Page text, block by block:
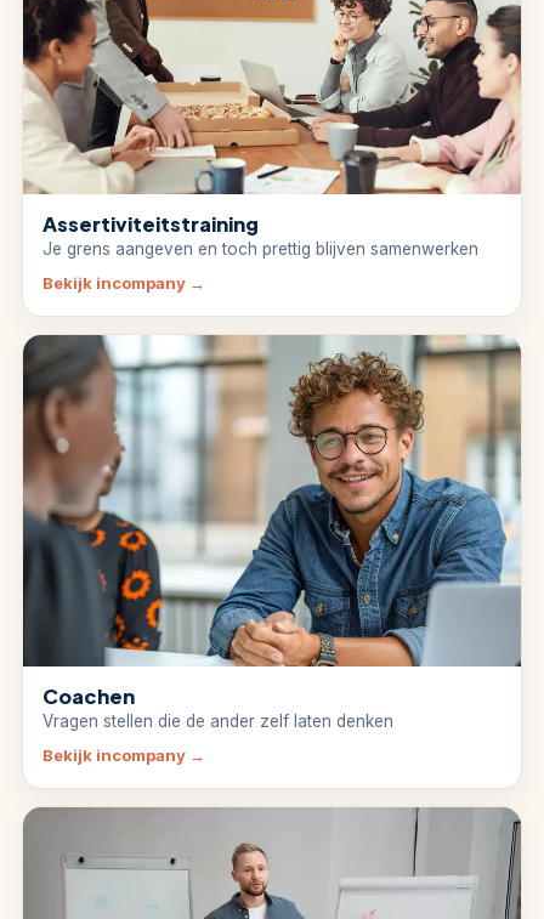
Assertiviteitstraining
Je grens aangeven en toch prettig blijven samenwerken
Bekijk incompany →
Coachen
Vragen stellen die de ander zelf laten denken
Bekijk incompany →